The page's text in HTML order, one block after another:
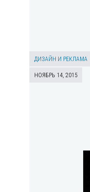
ДИЗАЙН И РЕКЛАМА
НОЯБРЬ 14, 2015